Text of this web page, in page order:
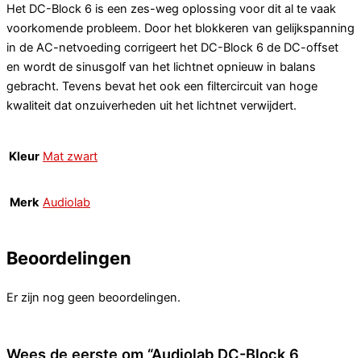
Het DC-Block 6 is een zes-weg oplossing voor dit al te vaak
voorkomende probleem. Door het blokkeren van gelijkspanning
in de AC-netvoeding corrigeert het DC-Block 6 de DC-offset
en wordt de sinusgolf van het lichtnet opnieuw in balans
gebracht. Tevens bevat het ook een filtercircuit van hoge
kwaliteit dat onzuiverheden uit het lichtnet verwijdert.
Kleur Mat zwart
Merk Audiolab
Beoordelingen
Er zijn nog geen beoordelingen.
Wees de eerste om “Audiolab DC-Block 6